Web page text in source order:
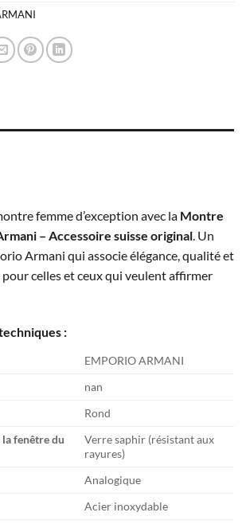
femme d’exception avec la Montre
– Accessoire suisse original. Un
Armani qui associe élégance, qualité et
celles et ceux qui veulent affirmer
:
EMPORIO ARMANI
nan
Rond
la fenêtre du
Verre saphir (résistant aux
rayures)
Analogique
Acier inoxydable